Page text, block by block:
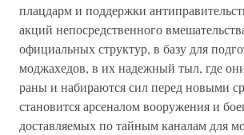
плацдарм и поддержки
акций непосредственного
официальных структур, в базу для
моджахедов, в их надежный тыл, где
раны и набираются сил перед новыми
становится арсеналом вооружения и
доставляемых по тайным каналам для